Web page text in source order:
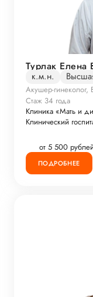
Турлак Елена
к.м.н.
Акушер-гинеколог,
Стаж 34 года
Клиника «Мать и
Клинический
от 5 500 рублей
ПОДРОБНЕЕ